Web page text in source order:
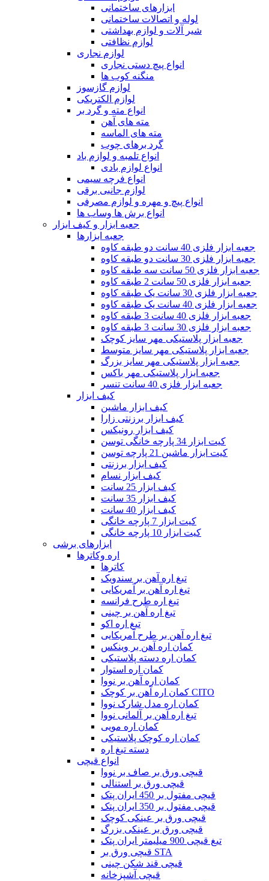
ابزارهای ساختمانی
لوله و اتصالات ساختمانی
شیر آلات و لوازم بهداشتی
لوازم نظافتی
لوازم نجاری
انواع پیچ دستی نجاری
منگنه کوب ها
لوازم گازسوز
لوازم الکتریکی
انواع مته و گرد بر
مته های آهن
مته های الماسه
گرد برهای چوب
انواع تلمبه و لوازم باد
انواع لوازم بادی
انواع فرچه سیمی
لوازم جانبی برقی
انواع پیچ و مهره و لوازم مصرفی
انواع برش ها وساب ها
جعبه ابزار و کیف ابزار
جعبه ابزارها
جعبه ابزار فلزی 40 سانت دو طبقه کاوه
جعبه ابزار فلزی 30 سانت دو طبقه کاوه
جعبه ابزار فلزی 50 سانت سه طبقه کاوه
جعبه ابزار فلزی 50 سانت 2 طبقه کاوه
جعبه ابزار فلزی 30 سانت یک طبقه کاوه
جعبه ابزار فلزی 40 سانت یک طبقه کاوه
جعبه ابزار فلزی 40 سانت 3 طبقه کاوه
جعبه ابزار فلزی 30 سانت 3 طبقه کاوه
جعبه ابزار پلاستیکی مهر سایز کوچک
جعبه ابزار پلاستیکی مهر سایز متوسط
جعبه ابزار پلاستیکی مهر سایز بزرگ
جعبه ابزار پلاستیکی مهر باکس
جعبه ابزار فلزی 40 سانت تنسر
کیف ابزار
کیف ابزار ماشین
کیف ابزار برزنتی زارا
کیف ابزار رونیکس
کیت ابزار 34 پارچه خانگی توسن
کیت ابزار ماشین 21 پارچه توسن
کیف ابزار برزنتی
کیف ابزار نسام
کیف ابزار 25 سانت
کیف ابزار 35 سانت
کیف ابزار 40 سانت
کیت ابزار 7 پارچه خانگی
کیت ابزار 10 پارچه خانگی
ابزارهای برشی
اره وکاترها
کاترها
تیغ اره آهن بر سندویک
تیغ اره آهن بر آمریکایی
تیغ اره طرح فرانسه
تیغ اره آهن بر چینی
تیغ اره اکو
تیغ اره آهن بر طرح آمریکایی
کمان اره آهن بر وینکس
کمان اره دسته پلاستیکی
کمان اره استوار
کمان اره آهن بر نووا
کمان اره آهن بر کوچک CITO
کمان اره مدل شارک نووا
تیغ اره آهن بر آلمانی نووا
کمان اره مویی
کمان اره کوچک پلاستیکی
دسته تیغ اره
انواع قیچی
قیچی ورق بر صاف بر نووا
قیچی ورق بر استنالی
قیچی مفتول بر 450 ایران پتک
قیچی مفتول بر 350 ایران پتک
قیچی ورق بر عینکی کوچک
قیچی ورق بر عینکی بزرگ
تیغ قیچی 900 میلیمتر ایران پتک
قیچی ورق بر STA
قیچی قند شکن چینی
قیچی آشپزخانه